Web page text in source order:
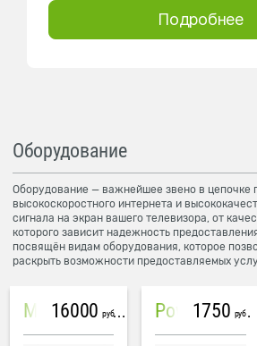
Подробнее
Оборудование
Оборудование — важнейшее звено в цепочке
высокоскоростного интернета и
сигнала на экран вашего телевизора, от
которого зависит надежность
посвящён видам оборудования, которое
раскрыть возможности предоставляемых
Mesh система TP-Link Deco M4 (3 устройства)
16000 руб PowerLine Tenda PH6
1750 руб